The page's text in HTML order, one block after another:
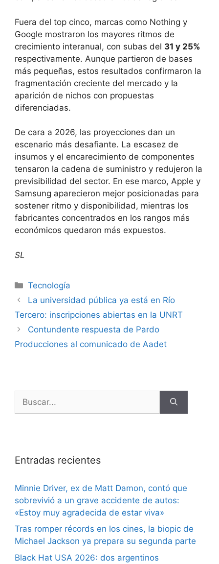
Fuera del top cinco, marcas como Nothing y
Google mostraron los mayores ritmos de
crecimiento interanual, con subas del 31 y 25%
respectivamente. Aunque partieron de bases
más pequeñas, estos resultados confirmaron la
fragmentación creciente del mercado y la
aparición de nichos con propuestas
diferenciadas.
De cara a 2026, las proyecciones dan un
escenario más desafiante. La escasez de
insumos y el encarecimiento de componentes
tensaron la cadena de suministro y redujeron la
previsibilidad del sector. En ese marco, Apple y
Samsung aparecieron mejor posicionadas para
sostener ritmo y disponibilidad, mientras los
fabricantes concentrados en los rangos más
económicos quedaron más expuestos.
SL
Tecnología
La universidad pública ya está en Río
Tercero: inscripciones abiertas en la UNRT
Contundente respuesta de Pardo
Producciones al comunicado de Aadet
Entradas recientes
Minnie Driver, ex de Matt Damon, contó que
sobrevivió a un grave accidente de autos:
«Estoy muy agradecida de estar viva»
Tras romper récords en los cines, la biopic de
Michael Jackson ya prepara su segunda parte
Black Hat USA 2026: dos argentinos